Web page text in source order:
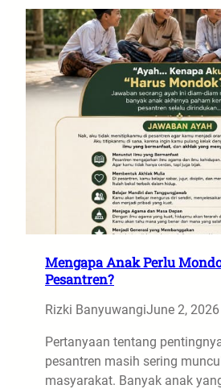
Mengapa Anak Perlu
Pesantren?
Rizki BanyuwangiJune 2, 2026
Pertanyaan tentang
pesantren masih sering
masyarakat. Banyak anak